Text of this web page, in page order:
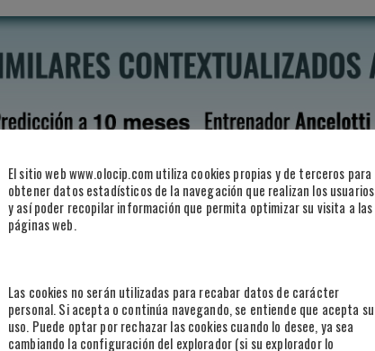
El sitio web www.olocip.com utiliza cookies propias y de terceros para
obtener datos estadísticos de la navegación que realizan los usuarios
y así poder recopilar información que permita optimizar su visita a las
páginas web.
Las cookies no serán utilizadas para recabar datos de carácter
personal. Si acepta o continúa navegando, se entiende que acepta su
uso. Puede optar por rechazar las cookies cuando lo desee, ya sea
cambiando la configuración del explorador (si su explorador lo